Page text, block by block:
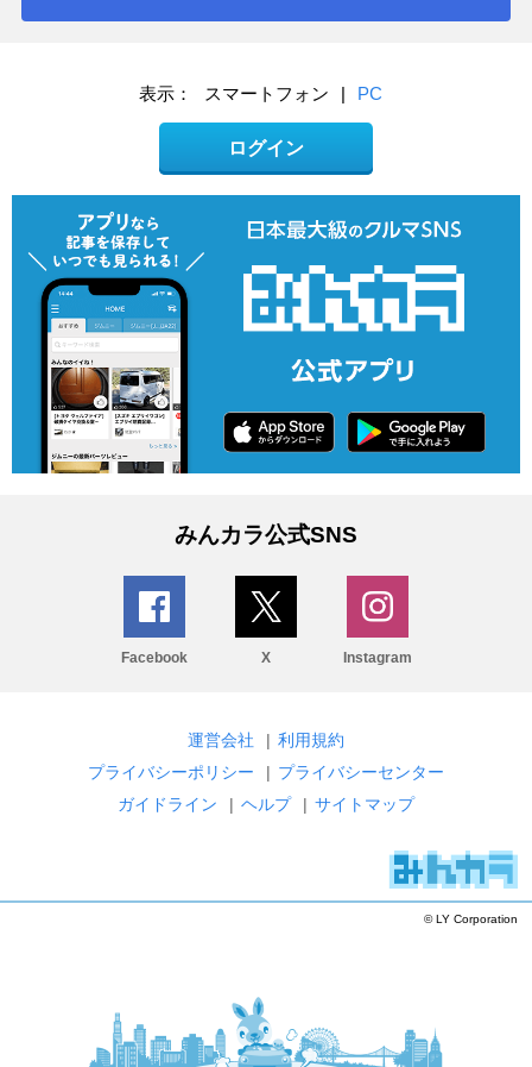
表示： スマートフォン | PC
ログイン
みんカラ公式SNS
Facebook X Instagram
運営会社 | 利用規約
プライバシーポリシー
| プライバシーセンター
ガイドライン
| ヘルプ | サイトマップ
© LY Corporation